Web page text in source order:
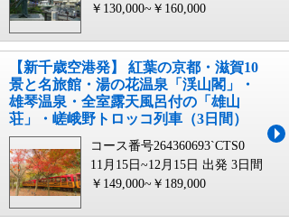
￥130,000~￥160,000
【新千歳空港発】 紅葉の京都・滋賀10
景と名旅館・湯の花温泉「渓山閣」・
雄琴温泉・全室露天風呂付の「雄山
荘」・嵯峨野トロッコ列車（3日間）
コース番号264360693`CTS0
11月15日~12月15日 出発 3日間
￥149,000~￥189,000